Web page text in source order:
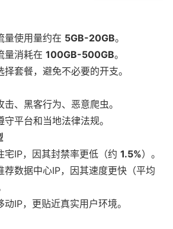
量使用量约在 5GB-20GB。
量消耗在 100GB-500GB。
套餐，避免不必要的开支。
、黑客行为、恶意爬虫。
平台和当地法律法规。
宅IP，因其封禁率更低（约 1.5%）。
荐数据中心IP，因其速度更快（平均
IP，更贴近真实用户环境。